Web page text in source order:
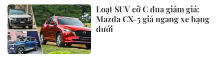
trụ sở tại Trung Đông